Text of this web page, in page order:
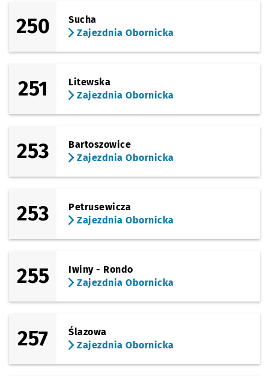
250
Sucha
Zajezdnia Obornicka
251
Litewska
Zajezdnia Obornicka
253
Bartoszowice
Zajezdnia Obornicka
253
Petrusewicza
Zajezdnia Obornicka
255
Iwiny - Rondo
Zajezdnia Obornicka
257
Ślazowa
Zajezdnia Obornicka